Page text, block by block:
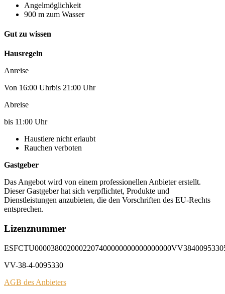
Angelmöglichkeit
900 m zum Wasser
Gut zu wissen
Hausregeln
Anreise
Von 16:00 Uhrbis 21:00 Uhr
Abreise
bis 11:00 Uhr
Haustiere nicht erlaubt
Rauchen verboten
Gastgeber
Das Angebot wird von einem professionellen Anbieter erstellt.
Dieser Gastgeber hat sich verpflichtet, Produkte und
Dienstleistungen anzubieten, die den Vorschriften des EU-Rechts
entsprechen.
Lizenznummer
VV-38-4-0095330
AGB des Anbieters